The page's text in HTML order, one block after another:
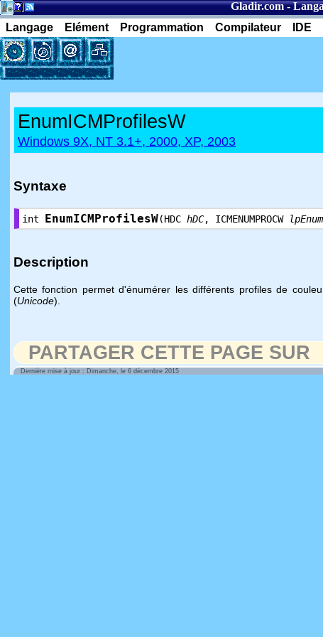
Gladir.com-
Langage
Elément Programmation Compilateur IDE
EnumICMProfilesW
Windows 9X, NT 3.1+, 2000, XP, 2003
Syntaxe
int EnumICMProfilesW(HDC hDC, ICMENUMPROCW
Description
Cette fonction permet d'énumérer les différents profiles de
(Unicode).
PARTAGER CETTE PAGE SUR
Dernière mise à jour : Dimanche, le 6 décembre 2015